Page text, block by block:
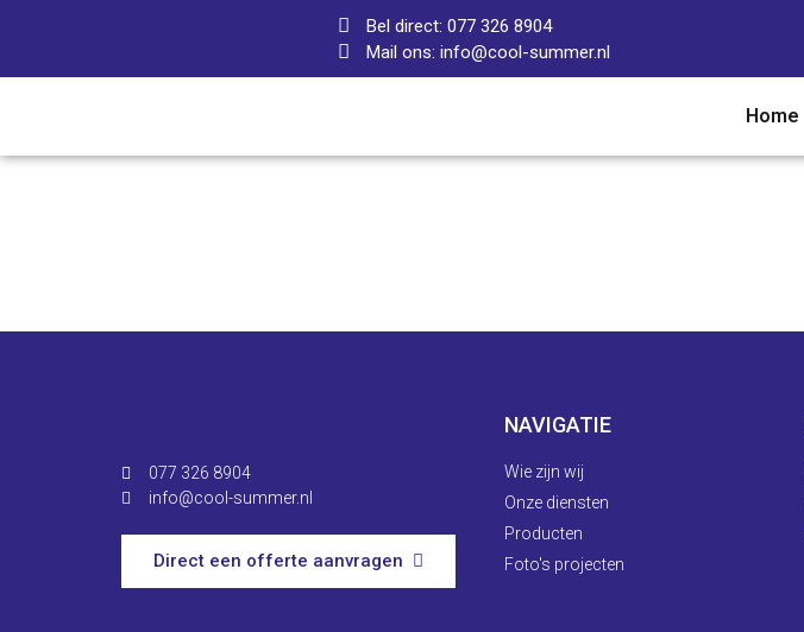
Bel direct: 077 326 8904
Mail ons: info@cool-summer.nl
Home
077 326 8904
info@cool-summer.nl
Direct een offerte aanvragen
NAVIGATIE
Wie zijn wij
Onze diensten
Producten
Foto's projecten